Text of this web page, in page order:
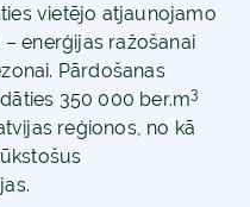
vietējo atjaunojamo
enerģijas ražošanai
Pārdošanas
350 000 ber.m3
reģionos, no kā